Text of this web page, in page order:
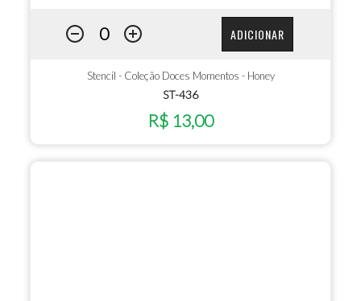
ADICIONAR
Stencil - Coleção Doces Momentos - Honey
ST-436
R$ 13,00